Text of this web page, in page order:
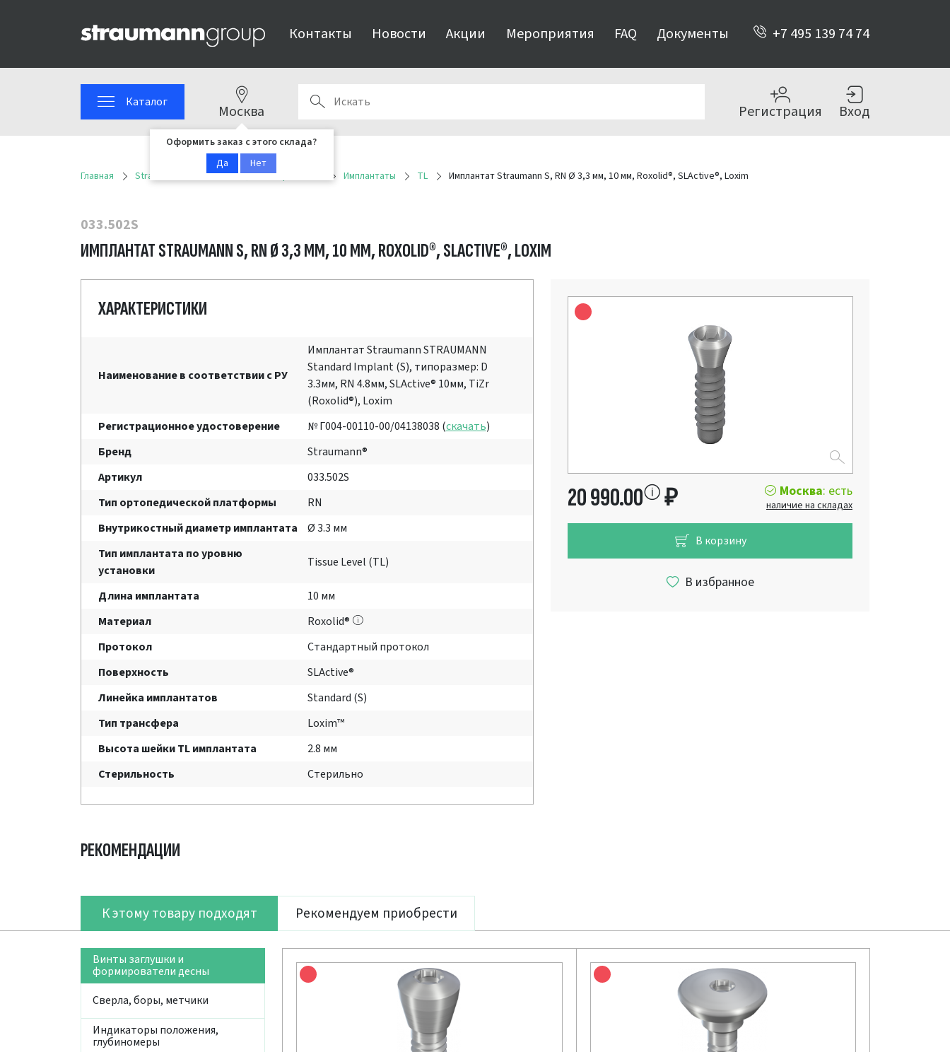
Контакты Новости Акции Мероприятия FAQ Документы +7 495 139 74 74
Каталог Москва
Оформить заказ с этого склада?
Да
Нет
Регистрация Вход
Главная Straumann Имплантационные решения Имплантаты TL Имплантат Straumann S, RN Ø 3,3 мм, 10 мм, Roxolid®, SLActive®, Loxim
033.502S
ИМПЛАНТАТ STRAUMANN S, RN Ø 3,3 ММ, 10 ММ, ROXOLID®, SLACTIVE®, LOXIM
ХАРАКТЕРИСТИКИ
Наименование в соответствии с РУ
Имплантат Straumann STRAUMANN
Standard Implant (S), типоразмер: D
3.3мм, RN 4.8мм, SLActive® 10мм, TiZr
(Roxolid®), Loxim
Регистрационное удостоверение
№ Г004-00110-00/04138038 (скачать)
Бренд
Straumann®
Артикул
033.502S
Тип ортопедической платформы
RN
Внутрикостный диаметр имплантата
Ø 3.3 мм
Тип имплантата по уровню
установки
Tissue Level (TL)
Длина имплантата
10 мм
Материал
Roxolid®
Протокол
Стандартный протокол
Поверхность
SLActive®
Линейка имплантатов
Standard (S)
Тип трансфера
Loxim™
Высота шейки TL имплантата
2.8 мм
Стерильность
Стерильно
20 990.00 ₽ Москва: есть
наличие на складах
В корзину
РЕКОМЕНДАЦИИ
К этому товару подходят Рекомендуем приобрести
Винты заглушки и
формирователи десны
Сверла, боры, метчики
Индикаторы положения,
глубиномеры